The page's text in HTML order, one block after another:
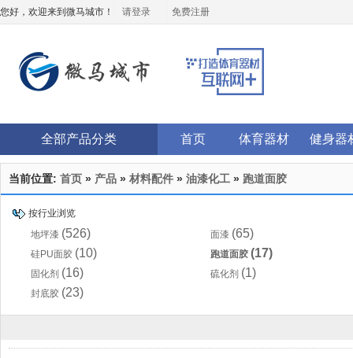
您好，欢迎来到微马城市！ 请登录 免费注册
全部产品分类 首页 体育器材 健身器
当前位置: 首页 » 产品 » 材料配件 » 油漆化工 » 跑道面胶
按行业浏览
地坪漆 (526) 面漆 (65)
硅PU面胶 (10) 跑道面胶 (17)
固化剂 (16) 硫化剂 (1)
封底胶 (23)